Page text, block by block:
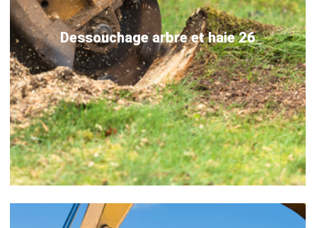
Dessouchage arbre et haie 26